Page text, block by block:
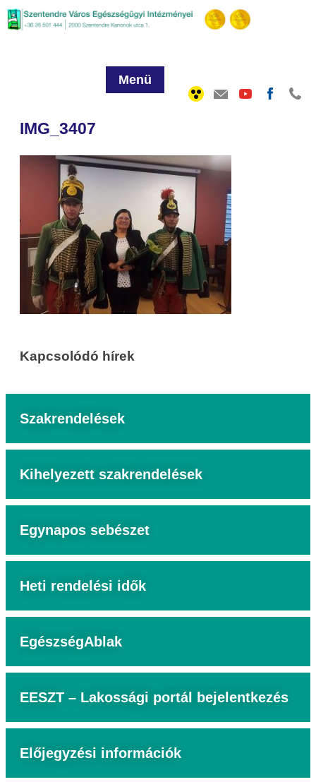
Menü
IMG_3407
Kapcsolódó hírek
Szakrendelések
Kihelyezett szakrendelések
Egynapos sebészet
Heti rendelési idők
EgészségAblak
EESZT – Lakossági portál bejelentkezés
Előjegyzési információk